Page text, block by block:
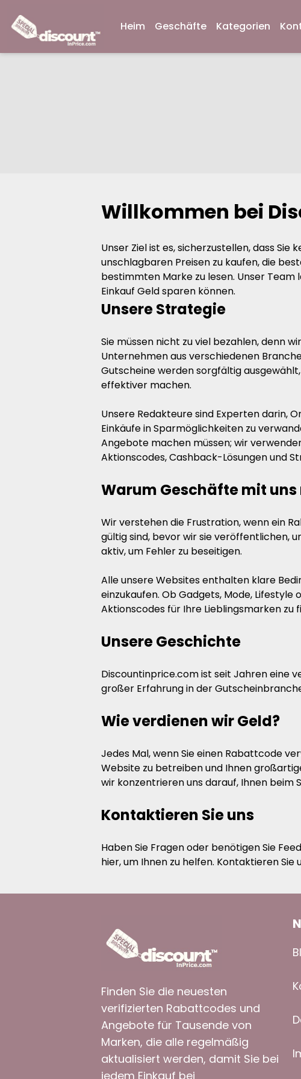
Heim Geschäfte Kategorien
Willkommen bei
Unser Ziel ist es, sicherzustellen, dass
unschlagbaren Preisen zu kaufen, die
bestimmten Marke zu lesen. Unser
Einkauf Geld sparen können.
Unsere Strategie
Sie müssen nicht zu viel bezahlen, denn
Unternehmen aus verschiedenen
Gutscheine werden sorgfältig
effektiver machen.
Unsere Redakteure sind Experten darin,
Einkäufe in Sparmöglichkeiten zu
Angebote machen müssen; wir
Aktionscodes, Cashback-Lösungen und
Warum Geschäfte mit
Wir verstehen die Frustration, wenn ein
gültig sind, bevor wir sie veröffentlichen,
aktiv, um Fehler zu beseitigen.
Alle unsere Websites enthalten klare
einzukaufen. Ob Gadgets, Mode,
Aktionscodes für Ihre Lieblingsmarken zu
Unsere Geschichte
Discountinprice.com ist seit Jahren eine
großer Erfahrung in der
Wie verdienen wir Geld?
Jedes Mal, wenn Sie einen Rabattcode
Website zu betreiben und Ihnen
wir konzentrieren uns darauf, Ihnen beim
Kontaktieren Sie uns
Haben Sie Fragen oder benötigen Sie
hier, um Ihnen zu helfen. Kontaktieren
Finden Sie die neuesten
verifizierten Rabattcodes und
Angebote für Tausende von
Marken, die alle regelmäßig
aktualisiert werden, damit Sie bei
jedem Einkauf bei